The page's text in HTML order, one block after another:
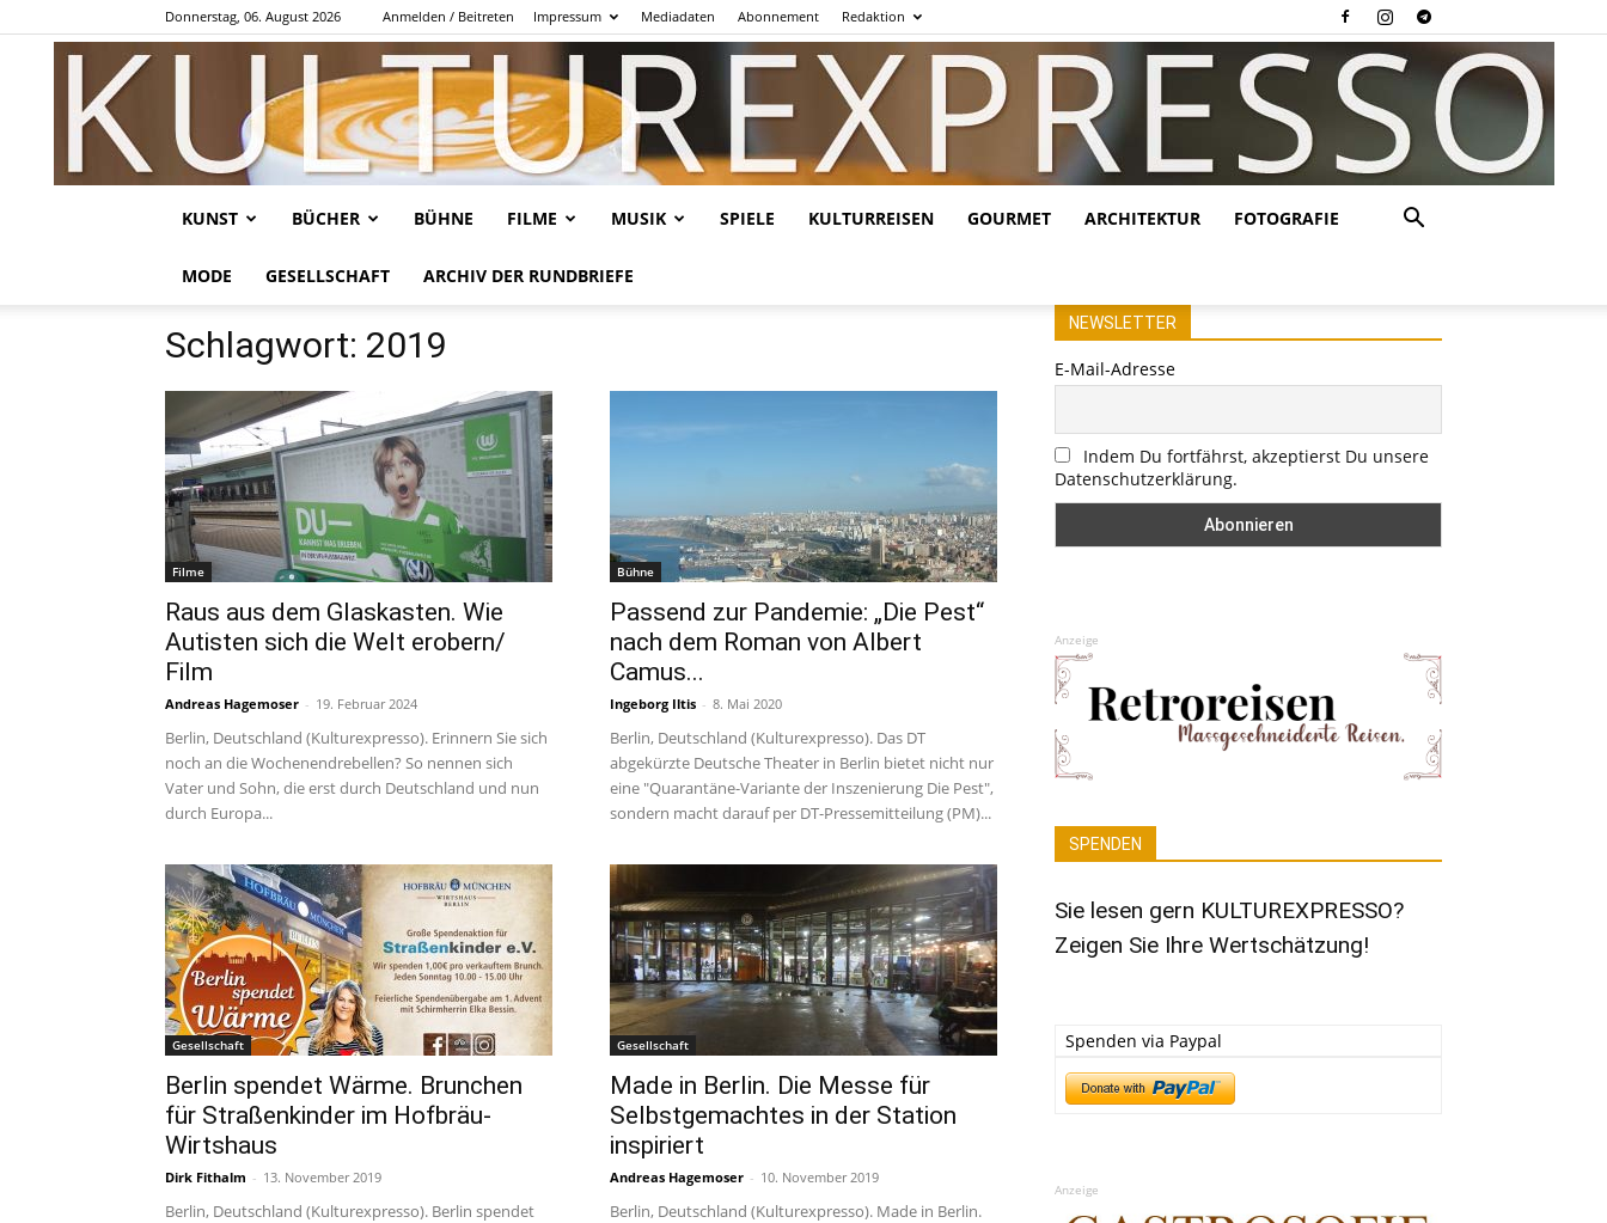
Donnerstag, 06. August 2026 Anmelden / Beitreten Impressum Mediadaten Abonnement Redaktion
KUNST BÜCHER BÜHNE FILME MUSIK SPIELE KULTURREISEN GOURMET ARCHITEKTUR FOTOGRAFIE
MODE GESELLSCHAFT ARCHIV DER RUNDBRIEFE
Schlagwort: 2019
Filme
Raus aus dem Glaskasten. Wie
Autisten sich die Welt erobern/
Film
Andreas Hagemoser - 19. Februar 2024
Berlin, Deutschland (Kulturexpresso). Erinnern Sie sich
noch an die Wochenendrebellen? So nennen sich
Vater und Sohn, die erst durch Deutschland und nun
durch Europa...
Bühne
Passend zur Pandemie: „Die Pest“
nach dem Roman von Albert
Camus...
Ingeborg Iltis - 8. Mai 2020
Berlin, Deutschland (Kulturexpresso). Das DT
abgekürzte Deutsche Theater in Berlin bietet nicht nur
eine "Quarantäne-Variante der Inszenierung Die Pest",
sondern macht darauf per DT-Pressemitteilung (PM)...
Gesellschaft
Berlin spendet Wärme. Brunchen
für Straßenkinder im Hofbräu-
Wirtshaus
Dirk Fithalm - 13. November 2019
Berlin, Deutschland (Kulturexpresso). Berlin spendet
Gesellschaft
Made in Berlin. Die Messe für
Selbstgemachtes in der Station
inspiriert
Andreas Hagemoser - 10. November 2019
Berlin, Deutschland (Kulturexpresso). Made in Berlin.
NEWSLETTER
E-Mail-Adresse
Indem Du fortfährst, akzeptierst Du unsere
Datenschutzerklärung.
Anzeige
SPENDEN
Sie lesen gern KULTUREXPRESSO?
Zeigen Sie Ihre Wertschätzung!
Spenden via Paypal
Anzeige